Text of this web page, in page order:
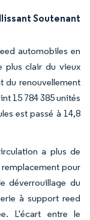
Soutenant
automobiles en
plus clair du vieux
du renouvellement
15 784 385 unités
est passé à 14,8
a plus de
pour
déverrouillage du
à support reed
L'écart entre le